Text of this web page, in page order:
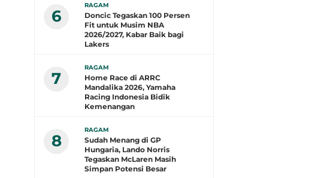
6
RAGAM
Doncic Tegaskan 100 Persen
Fit untuk Musim NBA
2026/2027, Kabar Baik bagi
Lakers
7
RAGAM
Home Race di ARRC
Mandalika 2026, Yamaha
Racing Indonesia Bidik
Kemenangan
8
RAGAM
Sudah Menang di GP
Hungaria, Lando Norris
Tegaskan McLaren Masih
Simpan Potensi Besar